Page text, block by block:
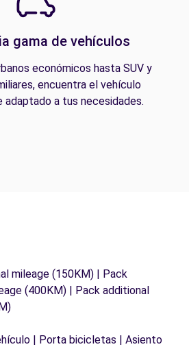
gama de vehículos
económicos hasta SUV y
encuentra el vehículo
a tus necesidades.
mileage (150KM) | Pack
(400KM) | Pack additional
| Porta bicicletas | Asiento